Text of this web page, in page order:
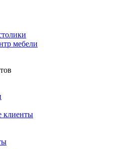
мебели
клиенты